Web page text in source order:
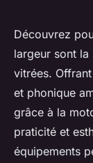
Volet
la
Pablo• 10 juillet
Découvrez
largeur sont
vitrées.
et phonique
grâce à la
praticité et
équipements